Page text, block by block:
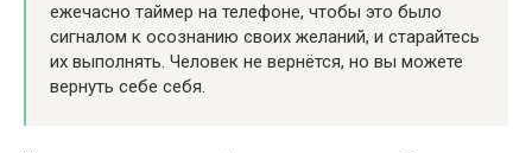
ежечасно таймер на телефоне, чтобы это было
сигналом к осознанию своих желаний, и старайтесь
их выполнять. Человек не вернётся, но вы можете
вернуть себе себя.